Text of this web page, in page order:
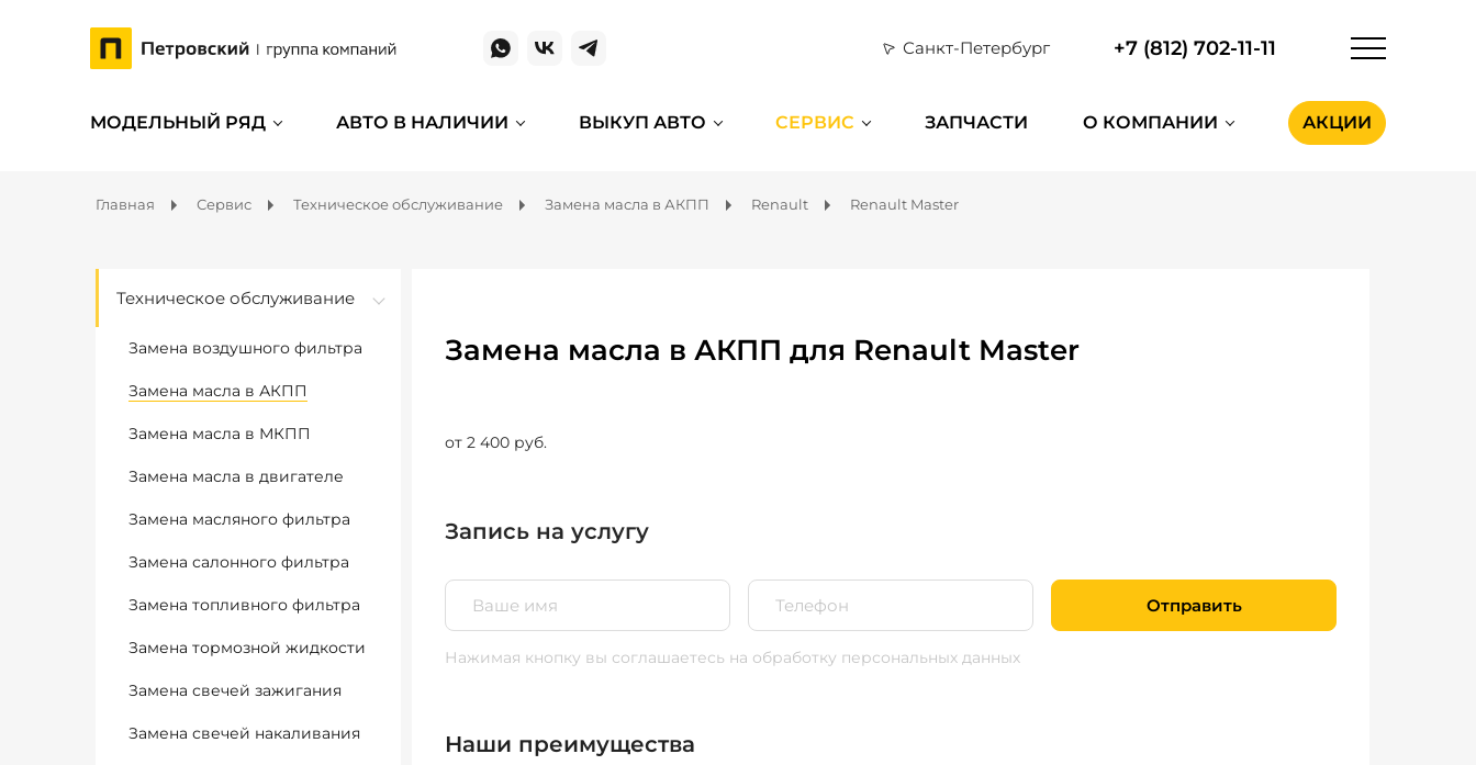
Санкт-Петербург +7 (812) 702-11-11
МОДЕЛЬНЫЙ РЯД АВТО В НАЛИЧИИ ВЫКУП АВТО СЕРВИС ЗАПЧАСТИ О КОМПАНИИ АКЦИИ
Главная Сервис Техническое обслуживание Замена масла в АКПП Renault Renault Master
Техническое обслуживание
Замена воздушного фильтра
Замена масла в АКПП
Замена масла в МКПП
Замена масла в двигателе
Замена масляного фильтра
Замена салонного фильтра
Замена топливного фильтра
Замена тормозной жидкости
Замена свечей зажигания
Замена свечей накаливания
Замена масла в АКПП для Renault Master
от 2 400 руб.
Запись на услугу
Отправить
Нажимая кнопку вы соглашаетесь на обработку персональных данных
Наши преимущества